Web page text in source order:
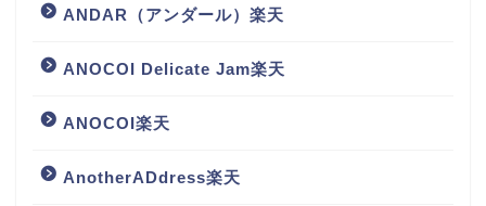
ANDAR（アンダール）楽天
ANOCOI Delicate Jam楽天
ANOCOI楽天
AnotherADdress楽天